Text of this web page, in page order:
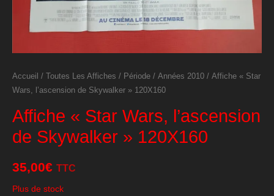
Accueil / Toutes Les Affiches / Période / Années 2010 / Affiche « Star
Wars, l’ascension de Skywalker » 120X160
Affiche « Star Wars, l’ascension
de Skywalker » 120X160
35,00€ TTC
Plus de stock